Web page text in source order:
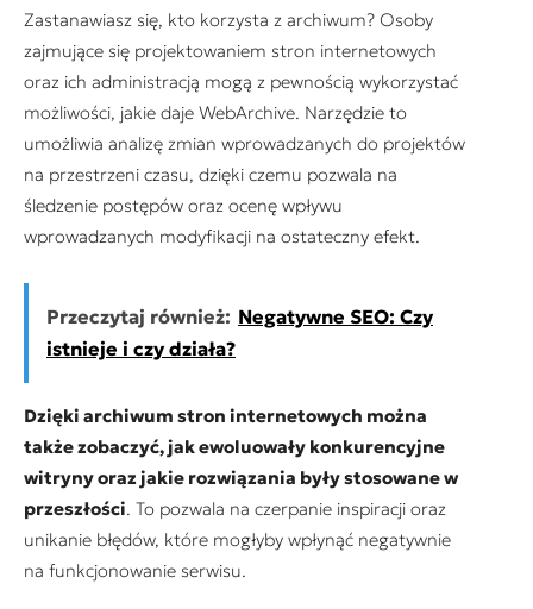
Zastanawiasz się, kto korzysta z archiwum? Osoby
zajmujące się projektowaniem stron internetowych
oraz ich administracją mogą z pewnością wykorzystać
możliwości, jakie daje WebArchive. Narzędzie to
umożliwia analizę zmian wprowadzanych do projektów
na przestrzeni czasu, dzięki czemu pozwala na
śledzenie postępów oraz ocenę wpływu
wprowadzanych modyfikacji na ostateczny efekt.
Przeczytaj również: Negatywne SEO: Czy
istnieje i czy działa?
Dzięki archiwum stron internetowych można
także zobaczyć, jak ewoluowały konkurencyjne
witryny oraz jakie rozwiązania były stosowane w
przeszłości. To pozwala na czerpanie inspiracji oraz
unikanie błędów, które mogłyby wpłynąć negatywnie
na funkcjonowanie serwisu.